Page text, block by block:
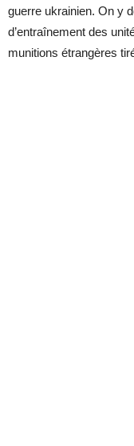
guerre ukrainien. On y
d’entraînement des
munitions étrangères